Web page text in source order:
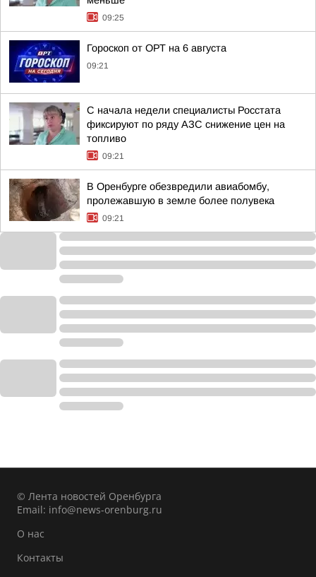
09:25
Гороскоп от ОРТ на 6 августа
09:21
С начала недели специалисты Росстата
фиксируют по ряду АЗС снижение цен на
топливо
09:21
В Оренбурге обезвредили авиабомбу,
пролежавшую в земле более полувека
09:21
© Лента новостей Оренбурга
Email: info@news-orenburg.ru
О нас
Контакты